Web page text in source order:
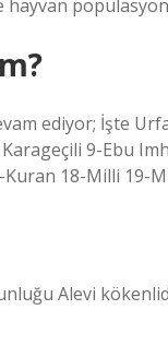
ediyor; İşte
9-Ebu
Kuran 18-Milli 19-
Alevi